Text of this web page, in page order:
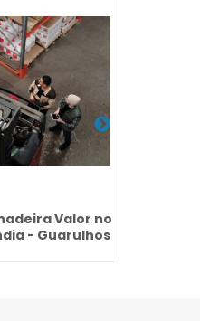
Valor no
- Guarulhos